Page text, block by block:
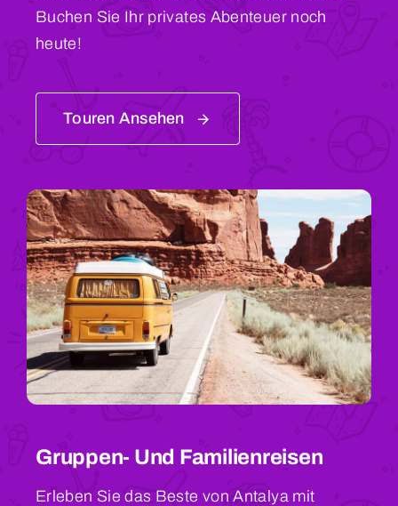
Buchen Sie Ihr privates Abenteuer noch
heute!
Touren Ansehen
Gruppen- Und Familienreisen
Erleben Sie das Beste von Antalya mit